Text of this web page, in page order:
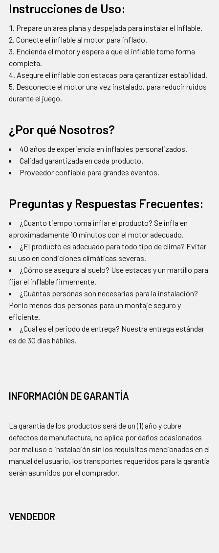
Instrucciones de Uso:
Prepare un área plana y despejada para instalar el inflable.
Conecte el inflable al motor para inflado.
Encienda el motor y espere a que el inflable tome forma
completa.
Asegure el inflable con estacas para garantizar estabilidad.
Desconecte el motor una vez instalado, para reducir ruidos
durante el juego.
¿Por qué Nosotros?
40 años de experiencia en inflables personalizados.
Calidad garantizada en cada producto.
Proveedor confiable para grandes eventos.
Preguntas y Respuestas Frecuentes:
¿Cuánto tiempo toma inflar el producto? Se infla en
aproximadamente 10 minutos con el motor adecuado.
¿El producto es adecuado para todo tipo de clima? Evitar
su uso en condiciones climáticas severas.
¿Cómo se asegura al suelo? Use estacas y un martillo para
fijar el inflable firmemente.
¿Cuántas personas son necesarias para la instalación?
Por lo menos dos personas para un montaje seguro y
eficiente.
¿Cuál es el periodo de entrega? Nuestra entrega estándar
es de 30 días hábiles.
INFORMACIÓN DE GARANTÍA
La garantía de los productos será de un (1) año y cubre
defectos de manufactura, no aplica por daños ocasionados
por mal uso o instalación sin los requisitos mencionados en el
manual del usuario, los transportes requeridos para la garantía
serán asumidos por el comprador.
VENDEDOR